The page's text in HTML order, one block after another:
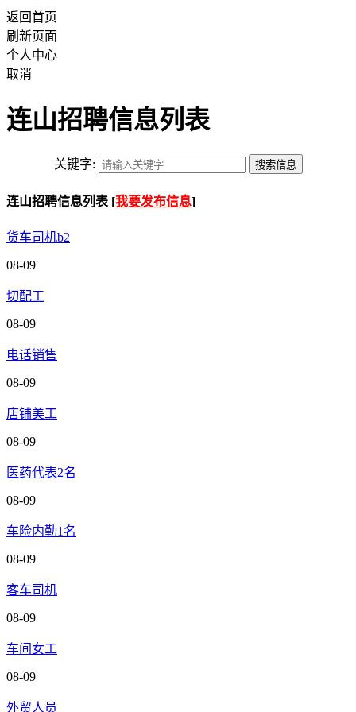
返回首页
刷新页面
个人中心
取消
连山招聘信息列表
关键字:
连山招聘信息列表 [我要发布信息]
货车司机b2
08-09
切配工
08-09
电话销售
08-09
店铺美工
08-09
医药代表2名
08-09
车险内勤1名
08-09
客车司机
08-09
车间女工
08-09
外贸人员